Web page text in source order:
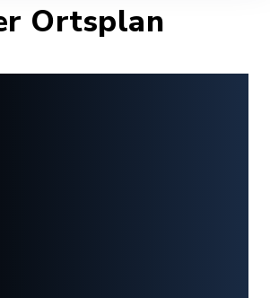
Ortsplan